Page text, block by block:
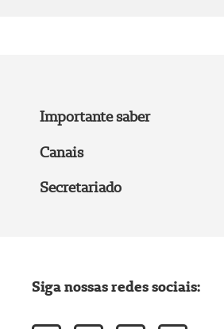
Importante saber
Canais
Secretariado
Siga nossas redes sociais: